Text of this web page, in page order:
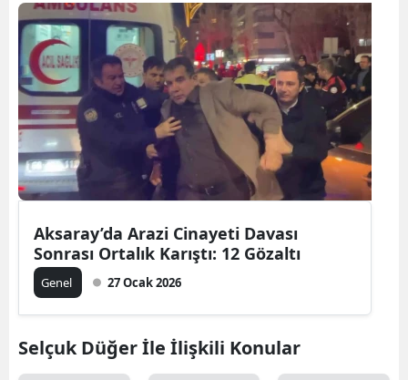
Aksaray’da Arazi Cinayeti Davası
Sonrası Ortalık Karıştı: 12 Gözaltı
Genel 27 Ocak 2026
Selçuk Düğer İle İlişkili Konular